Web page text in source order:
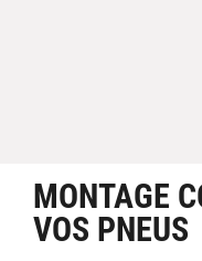
MONTAGE
VOS PNEUS